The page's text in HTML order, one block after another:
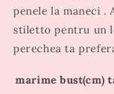
penele la maneci .
stiletto pentru un
perechea ta
marime bust(cm)